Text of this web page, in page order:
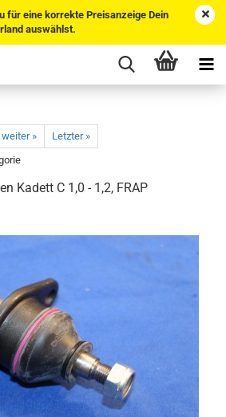
für eine korrekte Preisanzeige Dein
auswählst.
weiter »
Letzter »
Kadett C 1,0 - 1,2, FRAP